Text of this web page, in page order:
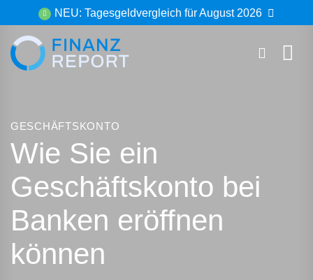
Inhalt
springen
NEU: Tagesgeldvergleich für August 2026
GESCHÄFTSKONTO
Wie Sie ein
Geschäftskonto bei
Banken eröffnen
können